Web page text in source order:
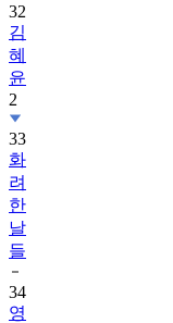
32
김
혜
윤
2
33
화
려
한
날
들
34
영